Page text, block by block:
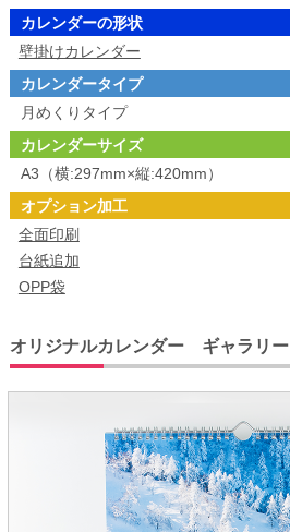
カレンダーの形状
壁掛けカレンダー
カレンダータイプ
月めくりタイプ
カレンダーサイズ
A3（横:297mm×縦:420mm）
オプション加工
全面印刷
台紙追加
OPP袋
オリジナルカレンダー ギャラリー